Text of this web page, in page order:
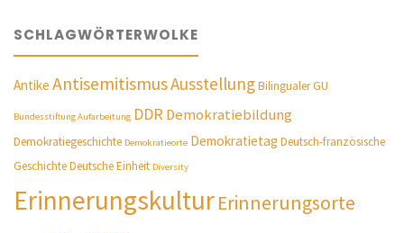
SCHLAGWÖRTERWOLKE
Antike AntisemitismusAusstellungBilingualer GU
Bundesstiftung Aufarbeitung DDR Demokratiebildung
Demokratiegeschichte Demokratieorte Demokratietag Deutsch-französische
GeschichteDeutsche Einheit Diversity
ErinnerungskulturErinnerungsorte